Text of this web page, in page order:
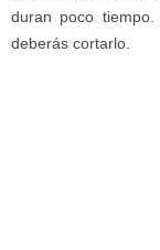
duran poco
deberás cortarlo.